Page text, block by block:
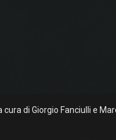
di Giorgio Fanciulli e